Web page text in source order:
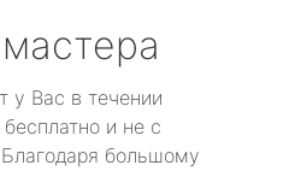
у Вас в течении
и не с
большому